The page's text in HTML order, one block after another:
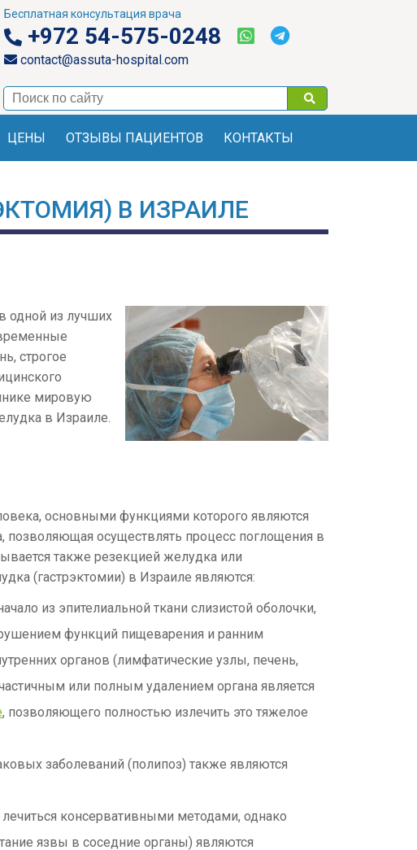
Бесплатная консультация врача
+972 54-575-0248
contact@assuta-hospital.com
поиск
ЦЕНЫ ОТЗЫВЫ ПАЦИЕНТОВ КОНТАКТЫ
В ИЗРАИЛЕ
одной из лучших
строгое
мировую
в Израиле.
основными функциями которого являются
позволяющая осуществлять процесс поглощения в
также резекцией желудка или
(гастрэктомии) в Израиле являются:
из эпителиальной ткани слизистой оболочки,
функций пищеварения и ранним
органов (лимфатические узлы, печень,
или полным удалением органа является
, позволяющего полностью излечить это тяжелое
заболеваний (полипоз) также являются
консервативными методами, однако
язвы в соседние органы) являются